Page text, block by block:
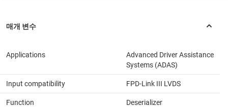
Applications
Advanced Driver Assistance
Systems (ADAS)
Input compatibility FPD-Link III LVDS
Function Deserializer